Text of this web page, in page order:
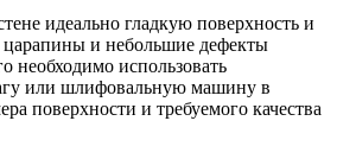
идеально гладкую поверхность и
царапины и небольшие дефекты
необходимо использовать
или шлифовальную машину в
поверхности и требуемого качества